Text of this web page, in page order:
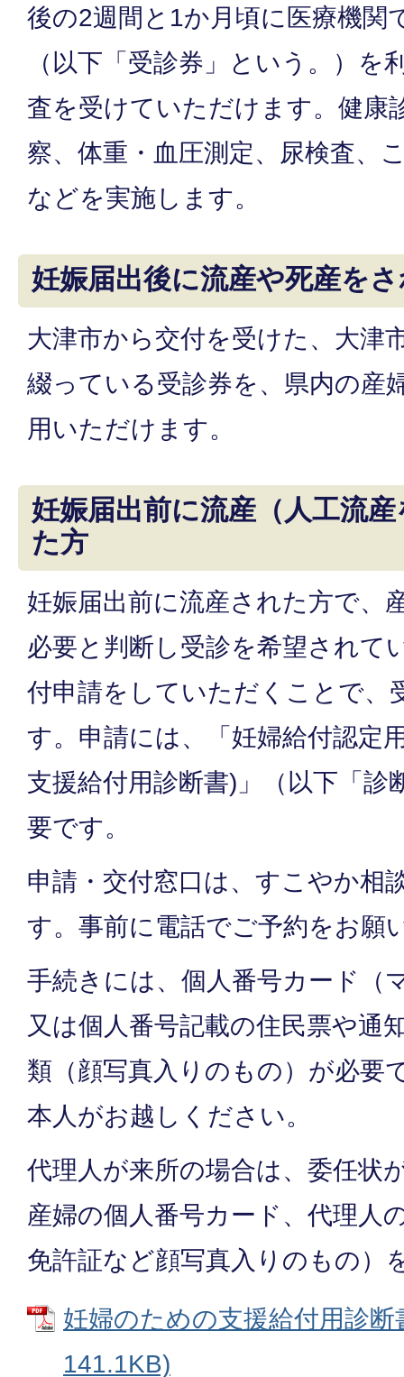
後の2週間と1か月頃に医療機関
（以下「受診券」という。）を
査を受けていただけます。健康
察、体重・血圧測定、尿検査、
などを実施します。
妊娠届出後に流産や死産を
大津市から交付を受けた、大津
綴っている受診券を、県内の産
用いただけます。
妊娠届出前に流産（人工流
た方
妊娠届出前に流産された方で、
必要と判断し受診を希望されて
付申請をしていただくことで、
す。申請には、「妊婦給付認定
支援給付用診断書)」（以下「診
要です。
申請・交付窓口は、すこやか相
す。事前に電話でご予約をお願
手続きには、個人番号カード（
又は個人番号記載の住民票や通
類（顔写真入りのもの）が必要
本人がお越しください。
代理人が来所の場合は、委任状
産婦の個人番号カード、代理人
免許証など顔写真入りのもの）
妊婦のための支援給付用診
141.1KB)